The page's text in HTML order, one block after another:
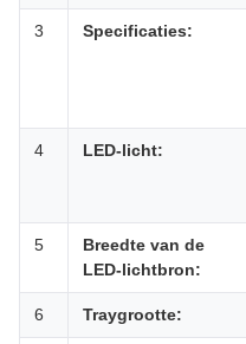
3 Specificaties:
4 LED-licht:
5
Breedte van de
LED-lichtbron:
6 Traygrootte: